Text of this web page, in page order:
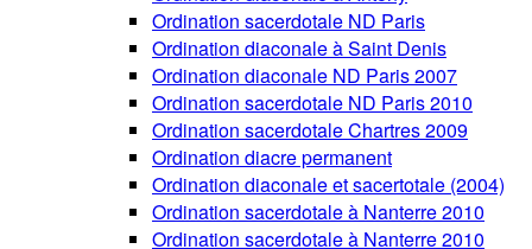
Ordination sacerdotale ND Paris
Ordination diaconale à Saint Denis
Ordination diaconale ND Paris 2007
Ordination sacerdotale ND Paris 2010
Ordination sacerdotale Chartres 2009
Ordination diacre permanent
Ordination diaconale et sacertotale (2004)
Ordination sacerdotale à Nanterre 2010
Ordination sacerdotale à Nanterre 2010